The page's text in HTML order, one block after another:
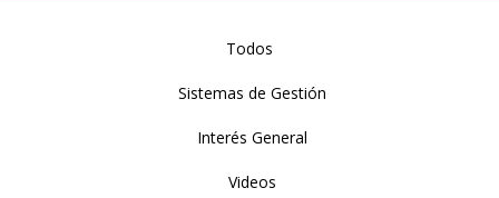
Todos
Sistemas de Gestión
Interés General
Videos